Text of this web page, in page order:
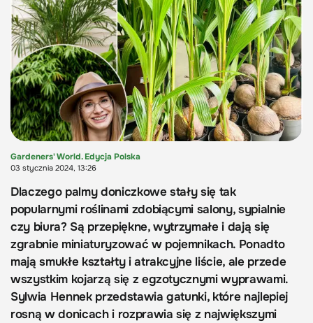
Gardeners' World. Edycja Polska
03 stycznia 2024, 13:26
Dlaczego palmy doniczkowe stały się tak
popularnymi roślinami zdobiącymi salony, sypialnie
czy biura? Są przepiękne, wytrzymałe i dają się
zgrabnie miniaturyzować w pojemnikach. Ponadto
mają smukłe kształty i atrakcyjne liście, ale przede
wszystkim kojarzą się z egzotycznymi wyprawami.
Sylwia Hennek przedstawia gatunki, które najlepiej
rosną w donicach i rozprawia się z największymi